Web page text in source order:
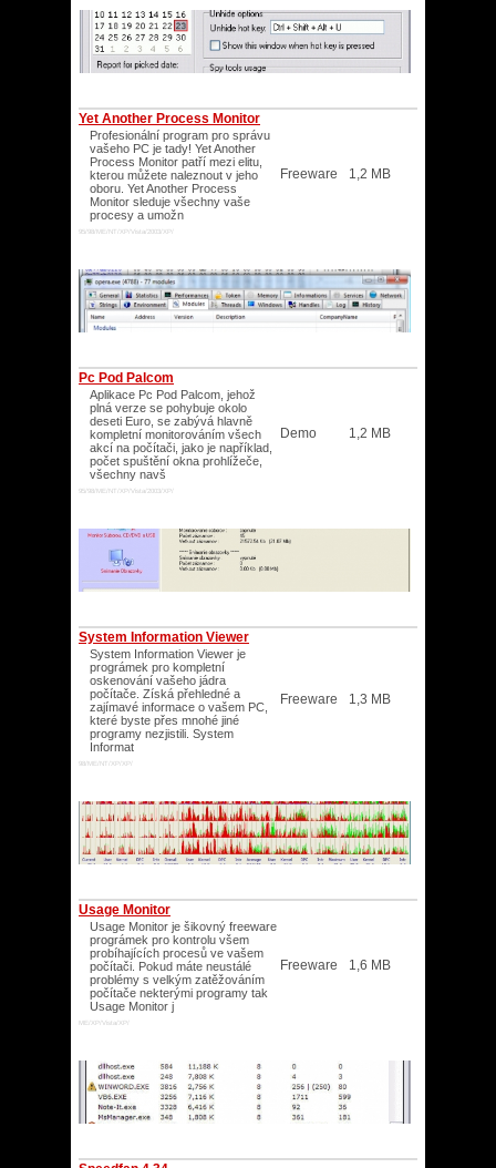
Yet Another Process Monitor
Profesionální program pro správu
vašeho PC je tady! Yet Another
Process Monitor patří mezi elitu,
kterou můžete naleznout v jeho
oboru. Yet Another Process
Monitor sleduje všechny vaše
procesy a umožn
95/98/ME/NT/XP/Vista/2003/XP/
Freeware 1,2 MB
Pc Pod Palcom
Aplikace Pc Pod Palcom, jehož
plná verze se pohybuje okolo
deseti Euro, se zabývá hlavně
kompletní monitorováním všech
akcí na počítači, jako je například,
počet spuštění okna prohlížeče,
všechny navš
95/98/ME/NT/XP/Vista/2003/XP/
Demo 1,2 MB
System Information Viewer
System Information Viewer je
prográmek pro kompletní
oskenování vašeho jádra
počítače. Získá přehledné a
zajímavé informace o vašem PC,
které byste přes mnohé jiné
programy nezjistili. System
Informat
98/ME/NT/XP/XP/
Freeware 1,3 MB
Usage Monitor
Usage Monitor je šikovný freeware
prográmek pro kontrolu všem
probíhajících procesů ve vašem
počítači. Pokud máte neustálé
problémy s velkým zatěžováním
počítače nekterými programy tak
Usage Monitor j
ME/XP/Vista/XP/
Freeware 1,6 MB